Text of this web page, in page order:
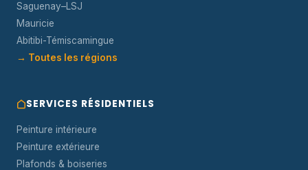
Saguenay–LSJ
Mauricie
Abitibi-Témiscamingue
→ Toutes les régions
SERVICES RÉSIDENTIELS
Peinture intérieure
Peinture extérieure
Plafonds & boiseries